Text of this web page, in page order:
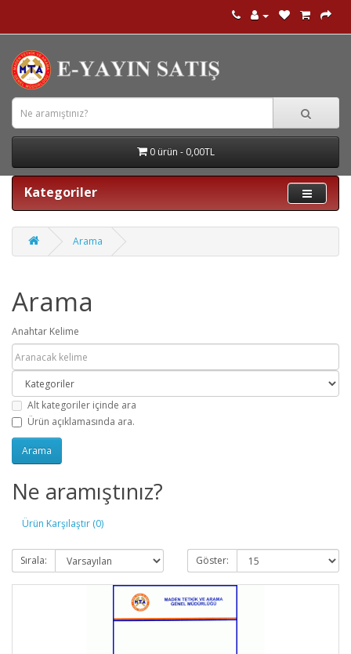
0 ürün - 0,00TL
Kategoriler
Arama
Arama
Anahtar Kelime
Alt kategoriler içinde ara
Ürün açıklamasında ara.
Ne aramıştınız?
Ürün Karşılaştır (0)
Sırala: Göster: